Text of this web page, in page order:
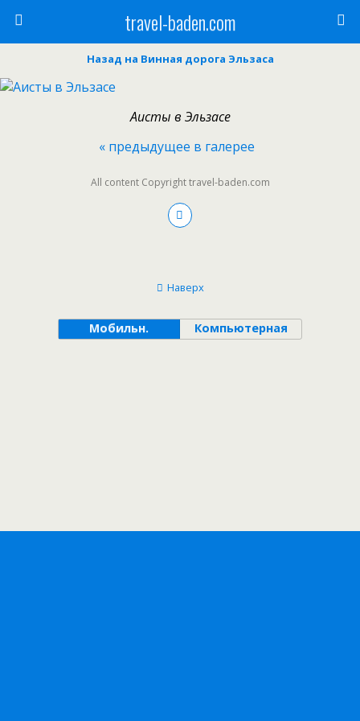
travel-baden.com
Назад на Винная дорога Эльзаса
Аисты в Эльзасе
« предыдущее в галерее
All content Copyright travel-baden.com
Наверх
Мобильн. Компьютерная